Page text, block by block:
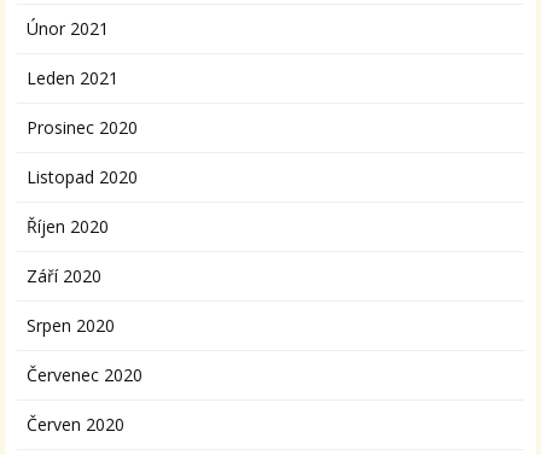
Únor 2021
Leden 2021
Prosinec 2020
Listopad 2020
Říjen 2020
Září 2020
Srpen 2020
Červenec 2020
Červen 2020